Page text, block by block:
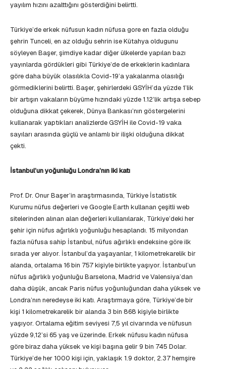
yayılım hızını azalttığını gösterdiğini belirtti.
Türkiye’de erkek nüfusun kadın nüfusa gore en fazla olduğu
şehrin Tunceli, en az olduğu sehrin ise Kütahya oldugunu
söyleyen Başer, şimdiye kadar diğer ülkelerde yapılan bazı
yayınlarda gördükleri gibi Türkiye’de de erkeklerin kadınlara
göre daha büyük olasılıkla Covid-19’a yakalanma olasılığı
görmediklerini belirtti. Başer, şehirlerdeki GSYİH’da yüzde 1’lik
bir artışın vakaların büyüme hızındaki yüzde 1.12’lik artışa sebep
olduğuna dikkat çekerek, Dünya Bankası’nın göstergelerini
kullanarak yaptıkları analizlerde GSYİH ile Covid-19 vaka
sayıları arasında güçlü ve anlamlı bir ilişki olduğuna dikkat
çekti.
İstanbul’un yoğunluğu Londra’nın iki katı
Prof. Dr. Onur Başer’in araştırmasında, Türkiye İstatistik
Kurumu nüfus değerleri ve Google Earth kullanan çeşitli web
sitelerinden alınan alan değerleri kullanılarak, Türkiye’deki her
şehir için nüfus ağırlıklı yoğunluğu hesaplandı. 15 milyondan
fazla nüfusa sahip İstanbul, nüfus ağırlıklı endeksine göre ilk
sırada yer alıyor. İstanbul’da yaşayanlar, 1 kilometrekarelik bir
alanda, ortalama 16 bin 757 kişiyle birlikte yaşıyor. İstanbul’un
nüfus ağırlıklı yoğunluğu Barselona, Madrid ve Valensiya’dan
daha düşük, ancak Paris nüfus yoğunluğundan daha yüksek ve
Londra’nın neredeyse iki katı. Araştırmaya göre, Türkiye’de bir
kişi 1 kilometrekarelik bir alanda 3 bin 868 kişiyle birlikte
yaşıyor. Ortalama eğitim seviyesi 7,5 yıl civarında ve nüfusun
yüzde 9,12’si 65 yaş ve üzerinde. Erkek nüfusu kadın nüfusa
göre biraz daha yüksek ve kişi başına gelir 9 bin 745 Dolar.
Türkiye’de her 1000 kişi için, yaklaşık 1.9 doktor, 2.37 hemşire